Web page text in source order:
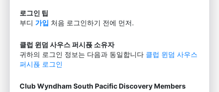
로그인 팁
부디 가입 처음 로그인하기 전에 먼저.
클럽 윈덤 사우스 퍼시픉 소유자
귀하의 로그인 정보는 다음과 동일합니다 클럽 윈덤 사우스
퍼시픉 로그인
Club Wyndham South Pacific Discovery Members